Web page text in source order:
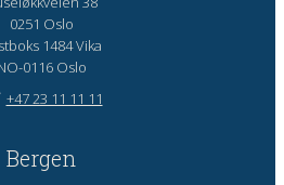
0251 Oslo
1484 Vika
0116 Oslo
+47 23 11 11 11
Bergen